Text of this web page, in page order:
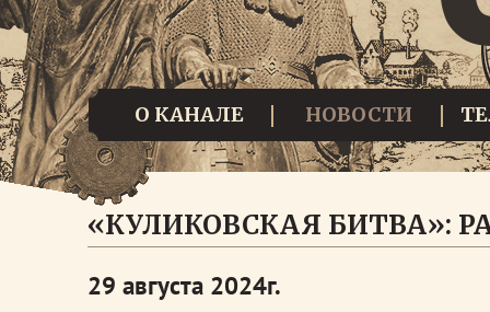
О КАНАЛЕ НОВОСТИ
«КУЛИКОВСКАЯ БИТВА»:
29 августа 2024г.